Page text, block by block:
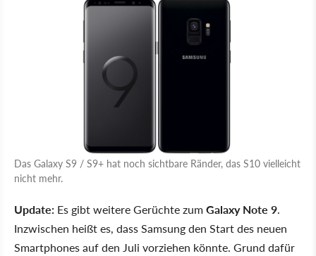
Das Galaxy S9 / S9+ hat noch sichtbare Ränder, das S10 vielleicht
nicht mehr.
Update: Es gibt weitere Gerüchte zumGalaxy Note 9.
Inzwischen heißt es, dass Samsung den Start des neuen
Smartphones auf den Juli vorziehen könnte. Grund dafür